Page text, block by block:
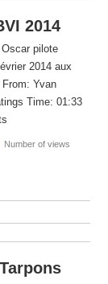
2014
pilote
2014 aux
Yvan
Time: 01:33
Number of views